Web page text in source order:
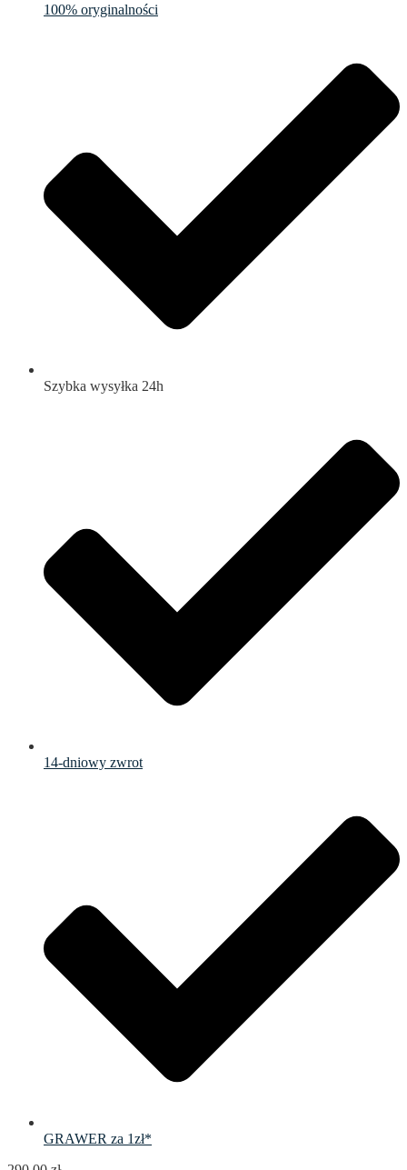
100% oryginalności
Szybka wysyłka 24h
14-dniowy zwrot
GRAWER za 1zł*